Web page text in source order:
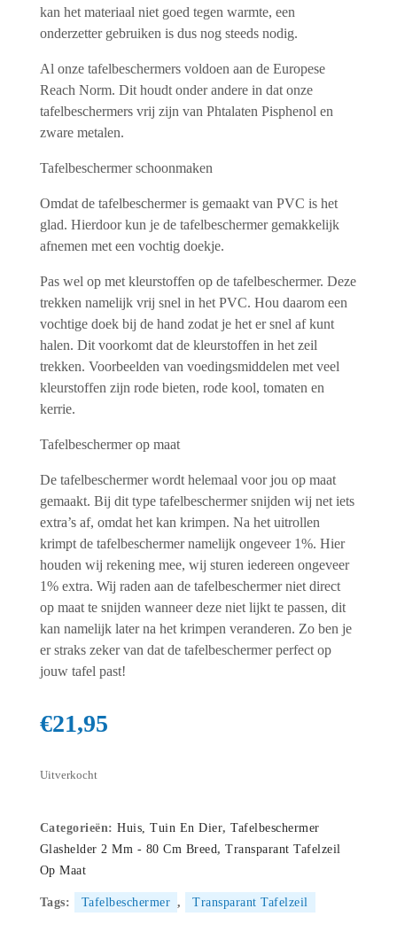
kan het materiaal niet goed tegen warmte, een
onderzetter gebruiken is dus nog steeds nodig.
Al onze tafelbeschermers voldoen aan de Europese
Reach Norm. Dit houdt onder andere in dat onze
tafelbeschermers vrij zijn van Phtalaten Pisphenol en
zware metalen.
Tafelbeschermer schoonmaken
Omdat de tafelbeschermer is gemaakt van PVC is het
glad. Hierdoor kun je de tafelbeschermer gemakkelijk
afnemen met een vochtig doekje.
Pas wel op met kleurstoffen op de tafelbeschermer. Deze
trekken namelijk vrij snel in het PVC. Hou daarom een
vochtige doek bij de hand zodat je het er snel af kunt
halen. Dit voorkomt dat de kleurstoffen in het zeil
trekken. Voorbeelden van voedingsmiddelen met veel
kleurstoffen zijn rode bieten, rode kool, tomaten en
kerrie.
Tafelbeschermer op maat
De tafelbeschermer wordt helemaal voor jou op maat
gemaakt. Bij dit type tafelbeschermer snijden wij net iets
extra’s af, omdat het kan krimpen. Na het uitrollen
krimpt de tafelbeschermer namelijk ongeveer 1%. Hier
houden wij rekening mee, wij sturen iedereen ongeveer
1% extra. Wij raden aan de tafelbeschermer niet direct
op maat te snijden wanneer deze niet lijkt te passen, dit
kan namelijk later na het krimpen veranderen. Zo ben je
er straks zeker van dat de tafelbeschermer perfect op
jouw tafel past!
€21,95
Uitverkocht
Categorieën:Huis, Tuin En Dier,Tafelbeschermer
Glashelder 2 Mm - 80 Cm Breed,Transparant Tafelzeil
Op Maat
Tags: Tafelbeschermer , Transparant Tafelzeil